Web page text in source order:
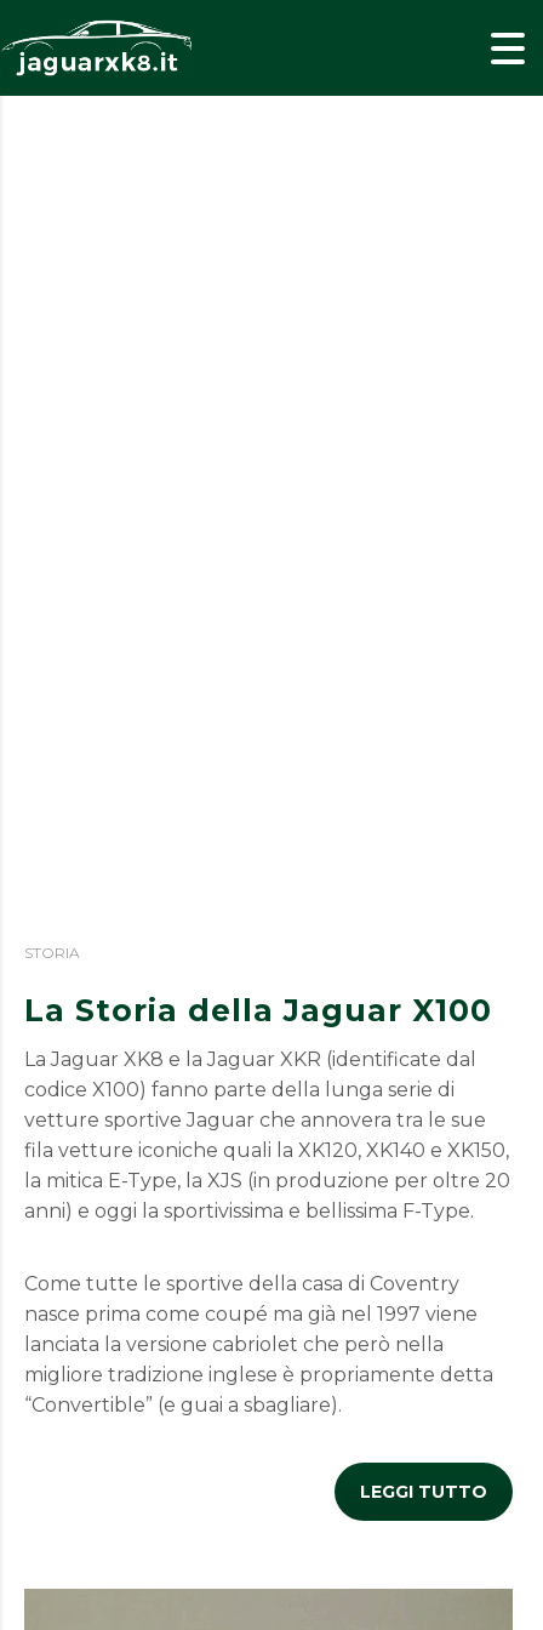
STORIA
La Storia della Jaguar X100
La Jaguar XK8 e la Jaguar XKR (identificate dal
codice X100) fanno parte della lunga serie di
vetture sportive Jaguar che annovera tra le sue
fila vetture iconiche quali la XK120, XK140 e XK150,
la mitica E-Type, la XJS (in produzione per oltre 20
anni) e oggi la sportivissima e bellissima F-Type.
Come tutte le sportive della casa di Coventry
nasce prima come coupé ma già nel 1997 viene
lanciata la versione cabriolet che però nella
migliore tradizione inglese è propriamente detta
“Convertible” (e guai a sbagliare).
LEGGI TUTTO